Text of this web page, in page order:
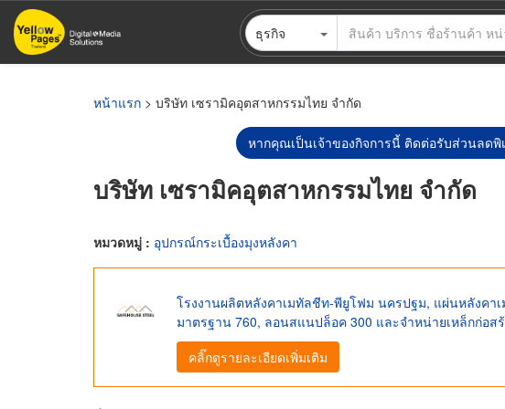
ข้าม
ไป
ธุรกิจ
หน้าแรก > บริษัท เซรามิคอุตสาหกรรมไทย จำกัด
หากคุณเป็นเจ้าของกิจการนี้ ติดต่อรับส่วนลดพิ
บริษัท เซรามิคอุตสาหกรรมไทย จำกัด
หมวดหมู่ : อุปกรณ์กระเบื้องมุงหลังคา
โรงงานผลิตหลังคาเมทัลชีท-พียูโฟม นครปฐม, แผ่นหลังค
มาตรฐาน 760, ลอนสแนปล็อค 300 และจำหน่ายเหล็กก่อส
คลิ๊กดูรายละเอียดเพิ่มเติม